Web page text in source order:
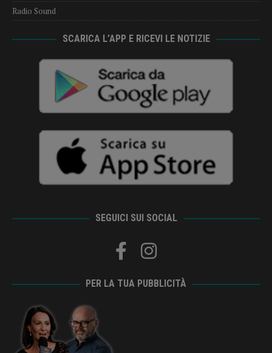
Radio Sound
SCARICA L’APP E RICEVI LE NOTIZIE
SEGUICI SUI SOCIAL
PER LA TUA PUBBLICITÀ